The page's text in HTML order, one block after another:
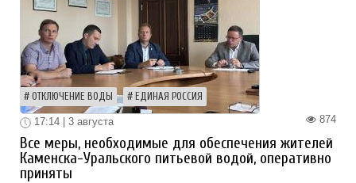
ОТКЛЮЧЕНИЕ ВОДЫ ЕДИНАЯ РОССИЯ
874
17:14 | 3 августа
Все меры, необходимые для обеспечения жителей
Каменска-Уральского питьевой водой, оперативно
приняты